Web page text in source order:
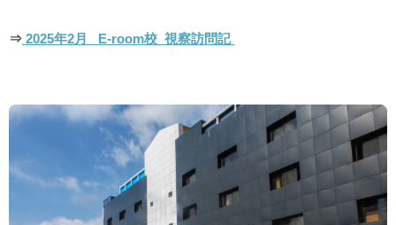
⇒ 2025年2月 E-room校 視察訪問記